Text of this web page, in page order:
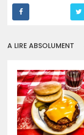
A LIRE ABSOLUMENT